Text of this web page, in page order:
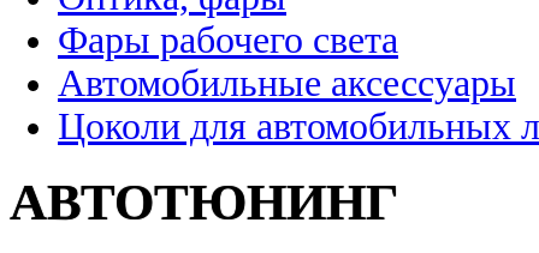
Фары рабочего света
Автомобильные аксессуары
Цоколи для автомобильных
АВТОТЮНИНГ